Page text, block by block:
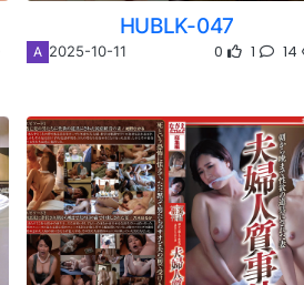
HUBLK-047
A 2025-10-11 0 1 14